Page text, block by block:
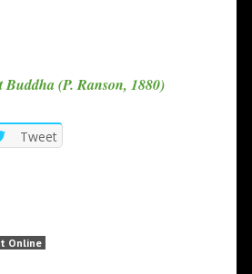
(P. Ranson, 1880)
Tweet
Online